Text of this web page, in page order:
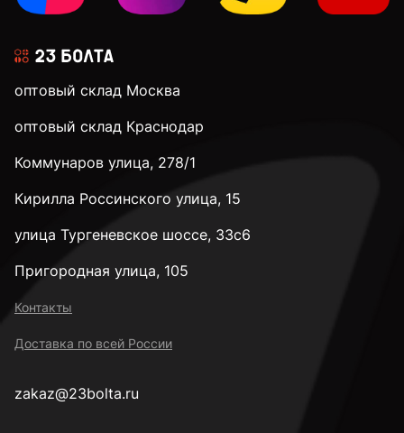
32 мм
35 мм
оптовый склад Москва
оптовый склад Краснодар
Коммунаров улица, 278/1
Кирилла Россинского улица, 15
улица Тургеневское шоссе, 33с6
Пригородная улица, 105
Контакты
Доставка по всей России
zakaz@23bolta.ru